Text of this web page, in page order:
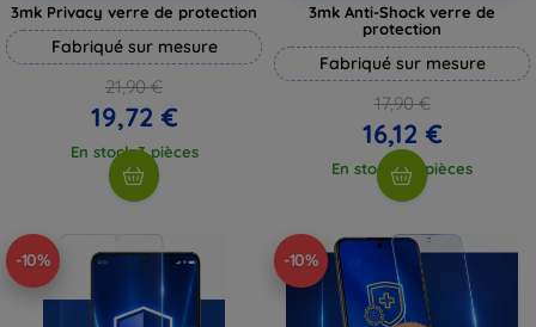
3mk Privacy verre de protection
Fabriqué sur mesure
21,90 €
19,72 €
En stock 3 pièces
3mk Anti-Shock verre de
protection
Fabriqué sur mesure
17,90 €
16,12 €
En stock > 5 pièces
-10% -10%